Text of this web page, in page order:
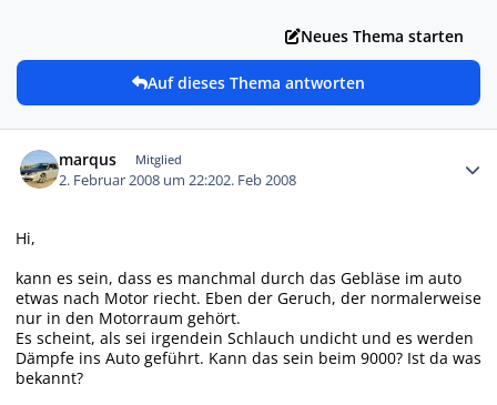
Neues Thema starten
Auf dieses Thema antworten
marqus Mitglied
2. Februar 2008 um 22:202. Feb 2008
Hi,
kann es sein, dass es manchmal durch das Gebläse im auto
etwas nach Motor riecht. Eben der Geruch, der normalerweise
nur in den Motorraum gehört.
Es scheint, als sei irgendein Schlauch undicht und es werden
Dämpfe ins Auto geführt. Kann das sein beim 9000? Ist da was
bekannt?